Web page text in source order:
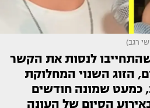
שי רגב)
לנסות את הקשר
הזוג השנוי המחלוקת
כמעט שמונה חודשים
הסיום של העונה